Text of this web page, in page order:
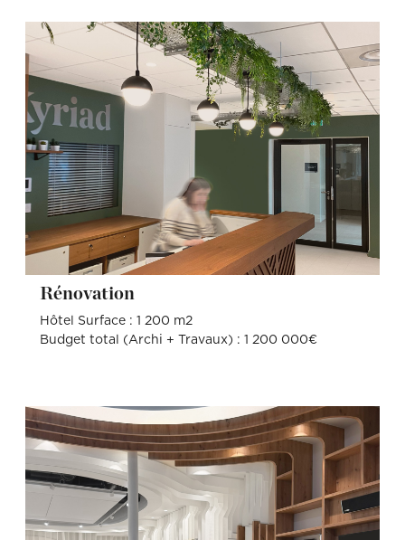
Rénovation
Hôtel Surface : 1 200 m2
Budget total (Archi + Travaux) : 1 200 000€